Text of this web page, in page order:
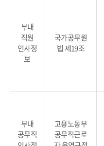
부내
직원
인사정
보
국가공무원
법 제19조
부내
공무직
고용노동부
공무직근로